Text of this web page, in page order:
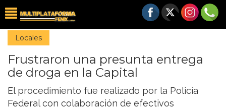
Locales
Frustraron una presunta entrega
de droga en la Capital
El procedimiento fue realizado por la Policía
Federal con colaboración de efectivos